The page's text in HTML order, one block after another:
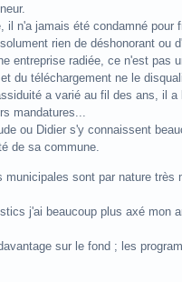
il n'a jamais été condamné
rien de déshonorant ou
entreprise radiée, ce n'est pas
du téléchargement ne le
a varié au fil des ans, il
mandatures...
ou Didier s'y connaissent
de sa commune.
municipales sont par nature
j'ai beaucoup plus axé
sur le fond ; les